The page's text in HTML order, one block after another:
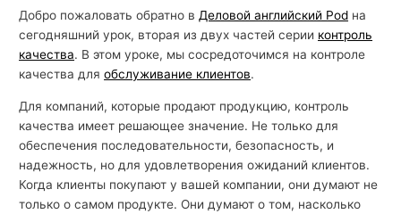
Добро пожаловать обратно в Деловой английский Pod на
сегодняшний урок, вторая из двух частей серии контроль
качества. В этом уроке, мы сосредоточимся на контроле
качества дляобслуживание клиентов.
Для компаний, которые продают продукцию, контроль
качества имеет решающее значение. Не только для
обеспечения последовательности, безопасность, и
надежность, но для удовлетворения ожиданий клиентов.
Когда клиенты покупают у вашей компании, они думают не
только о самом продукте. Они думают о том, насколько